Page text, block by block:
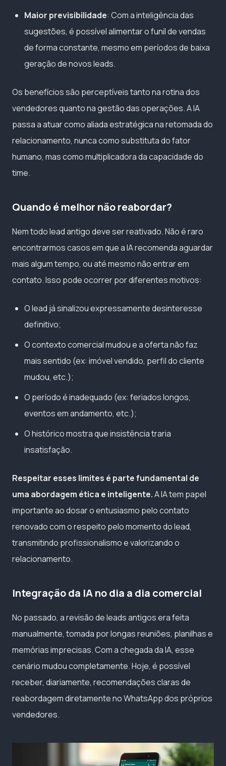
Maior previsibilidade: Com a inteligência das
sugestões, é possível alimentar o funil de vendas
de forma constante, mesmo em períodos de baixa
geração de novos leads.
Os benefícios são perceptíveis tanto na rotina dos
vendedores quanto na gestão das operações. A IA
passa a atuar como aliada estratégica na retomada do
relacionamento, nunca como substituta do fator
humano, mas como multiplicadora da capacidade do
time.
Quando é melhor não reabordar?
Nem todo lead antigo deve ser reativado. Não é raro
encontrarmos casos em que a IA recomenda aguardar
mais algum tempo, ou até mesmo não entrar em
contato. Isso pode ocorrer por diferentes motivos:
O lead já sinalizou expressamente desinteresse
definitivo;
O contexto comercial mudou e a oferta não faz
mais sentido (ex: imóvel vendido, perfil do cliente
mudou, etc.);
O período é inadequado (ex: feriados longos,
eventos em andamento, etc.);
O histórico mostra que insistência traria
insatisfação.
Respeitar esses limites é parte fundamental de
uma abordagem ética e inteligente.A IA tem papel
importante ao dosar o entusiasmo pelo contato
renovado com o respeito pelo momento do lead,
transmitindo profissionalismo e valorizando o
relacionamento.
Integração da IA no dia a dia comercial
No passado, a revisão de leads antigos era feita
manualmente, tomada por longas reuniões, planilhas e
memórias imprecisas. Com a chegada da IA, esse
cenário mudou completamente. Hoje, é possível
receber, diariamente, recomendações claras de
reabordagem diretamente no WhatsApp dos próprios
vendedores.